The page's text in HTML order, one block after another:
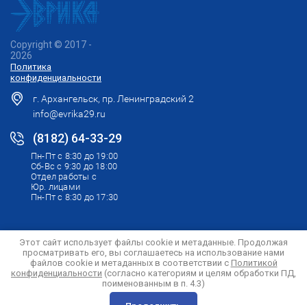
Copyright © 2017 -
2026
Политика
конфиденциальности
Этот сайт использует файлы cookie и метаданные. Продолжая
просматривать его, вы соглашаетесь на использование нами
файлов cookie и метаданных в соответствии с Политикой
конфиденциальности (согласно категориям и целям обработки ПД,
поименованным в п. 4.3)
г. Архангельск, пр. Ленинградский 2
info@evrika29.ru
(8182) 64-33-29
Пн-Пт с 8:30 до 19:00
Сб-Вс с 9:30 до 18:00
Отдел работы с
Юр. лицами
Пн-Пт с 8:30 до 17:30